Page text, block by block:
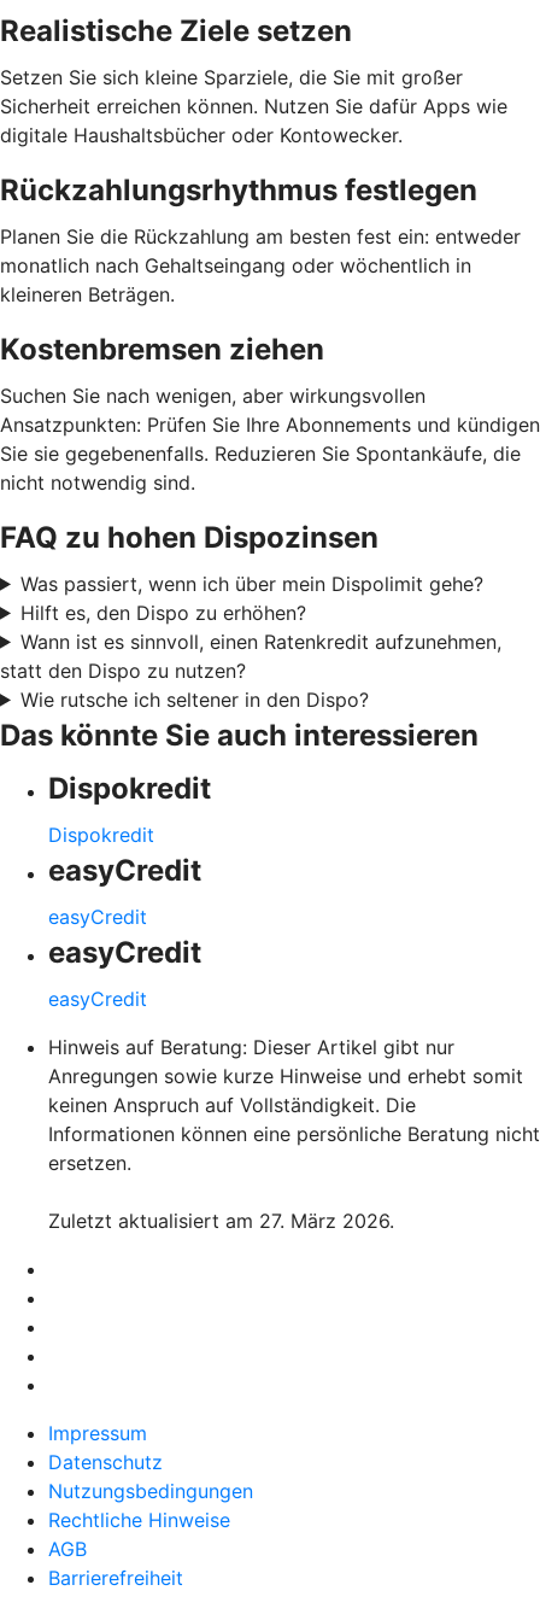
Realistische Ziele setzen
Setzen Sie sich kleine Sparziele, die Sie mit großer
Sicherheit erreichen können. Nutzen Sie dafür Apps wie
digitale Haushaltsbücher oder Kontowecker.
Rückzahlungsrhythmus festlegen
Planen Sie die Rückzahlung am besten fest ein: entweder
monatlich nach Gehaltseingang oder wöchentlich in
kleineren Beträgen.
Kostenbremsen ziehen
Suchen Sie nach wenigen, aber wirkungsvollen
Ansatzpunkten: Prüfen Sie Ihre Abonnements und kündigen
Sie sie gegebenenfalls. Reduzieren Sie Spontankäufe, die
nicht notwendig sind.
FAQ zu hohen Dispozinsen
Was passiert, wenn ich über mein Dispolimit gehe?
Hilft es, den Dispo zu erhöhen?
Wann ist es sinnvoll, einen Ratenkredit aufzunehmen,
statt den Dispo zu nutzen?
Wie rutsche ich seltener in den Dispo?
Das könnte Sie auch interessieren
Dispokredit
Dispokredit
easyCredit
easyCredit
easyCredit
easyCredit
Hinweis auf Beratung: Dieser Artikel gibt nur
Anregungen sowie kurze Hinweise und erhebt somit
keinen Anspruch auf Vollständigkeit. Die
Informationen können eine persönliche Beratung nicht
ersetzen.
Zuletzt aktualisiert am 27. März 2026.
Impressum
Datenschutz
Nutzungsbedingungen
Rechtliche Hinweise
AGB
Barrierefreiheit